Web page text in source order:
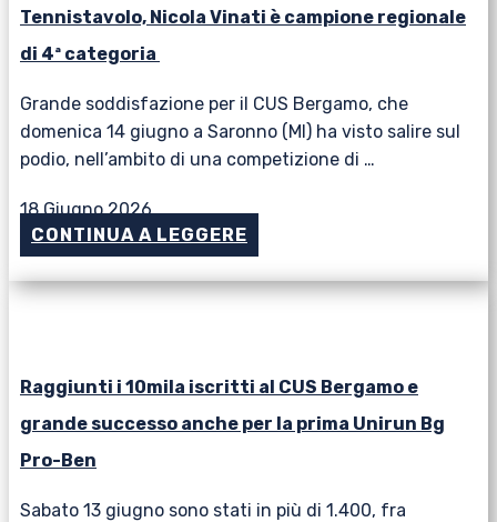
Tennistavolo, Nicola Vinati è campione regionale
di 4ª categoria
Grande soddisfazione per il CUS Bergamo, che
domenica 14 giugno a Saronno (MI) ha visto salire sul
podio, nell’ambito di una competizione di …
18 Giugno 2026
CONTINUA A LEGGERE
Raggiunti i 10mila iscritti al CUS Bergamo e
grande successo anche per la prima Unirun Bg
Pro-Ben
Sabato 13 giugno sono stati in più di 1.400, fra